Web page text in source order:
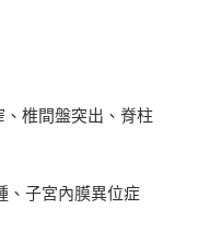
椎間盤突出、脊柱
子宮內膜異位症